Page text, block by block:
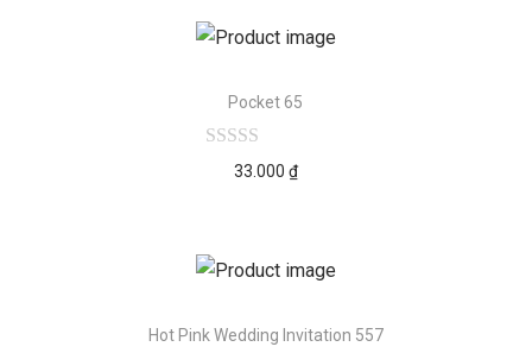
Pocket 65
33.000 ₫
Hot Pink Wedding Invitation 557